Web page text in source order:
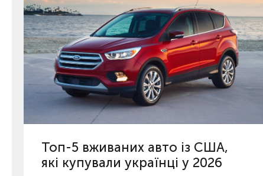
Топ-5 вживаних авто із США,
які купували українці у 2026